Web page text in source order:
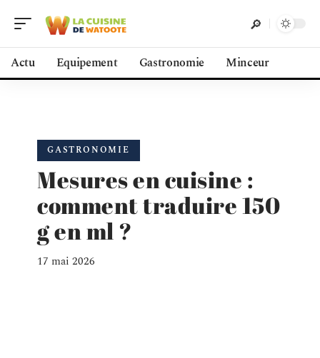
Actu Equipement Gastronomie Minceur
GASTRONOMIE
Mesures en cuisine :
comment traduire 150
g en ml ?
17 mai 2026